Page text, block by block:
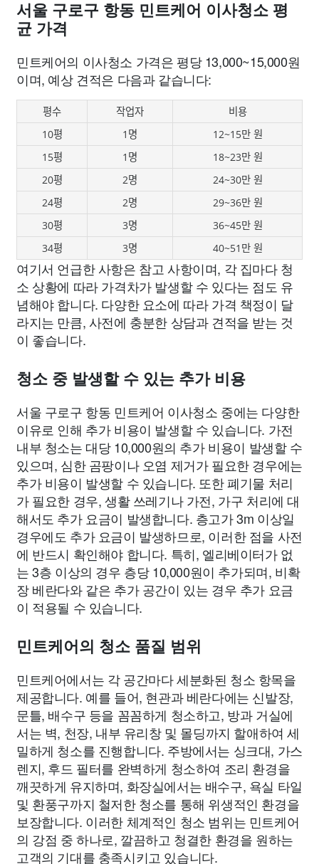
서울 구로구 항동 민트케어 이사청소 평
균 가격
민트케어의 이사청소 가격은 평당 13,000~15,000원
이며, 예상 견적은 다음과 같습니다:
평수 작업자
비용
10평
1명
12~15만 원
15평
1명
18~23만 원
20평
2명
24~30만 원
24평
2명
29~36만 원
30평
3명
36~45만 원
34평
3명 40~51만 원
여기서 언급한 사항은 참고 사항이며, 각 집마다 청
소 상황에 따라 가격차가 발생할 수 있다는 점도 유
념해야 합니다. 다양한 요소에 따라 가격 책정이 달
라지는 만큼, 사전에 충분한 상담과 견적을 받는 것
이 좋습니다.
청소 중 발생할 수 있는 추가 비용
서울 구로구 항동 민트케어 이사청소 중에는 다양한
이유로 인해 추가 비용이 발생할 수 있습니다. 가전
내부 청소는 대당 10,000원의 추가 비용이 발생할 수
있으며, 심한 곰팡이나 오염 제거가 필요한 경우에는
추가 비용이 발생할 수 있습니다. 또한 폐기물 처리
가 필요한 경우, 생활 쓰레기나 가전, 가구 처리에 대
해서도 추가 요금이 발생합니다. 층고가 3m 이상일
경우에도 추가 요금이 발생하므로, 이러한 점을 사전
에 반드시 확인해야 합니다. 특히, 엘리베이터가 없
는 3층 이상의 경우 층당 10,000원이 추가되며, 비확
장 베란다와 같은 추가 공간이 있는 경우 추가 요금
이 적용될 수 있습니다.
민트케어의 청소 품질 범위
민트케어에서는 각 공간마다 세분화된 청소 항목을
제공합니다. 예를 들어, 현관과 베란다에는 신발장,
문틀, 배수구 등을 꼼꼼하게 청소하고, 방과 거실에
서는 벽, 천장, 내부 유리창 및 몰딩까지 할애하여 세
밀하게 청소를 진행합니다. 주방에서는 싱크대, 가스
렌지, 후드 필터를 완벽하게 청소하여 조리 환경을
깨끗하게 유지하며, 화장실에서는 배수구, 욕실 타일
및 환풍구까지 철저한 청소를 통해 위생적인 환경을
보장합니다. 이러한 체계적인 청소 범위는 민트케어
의 강점 중 하나로, 깔끔하고 청결한 환경을 원하는
고객의 기대를 충족시키고 있습니다.